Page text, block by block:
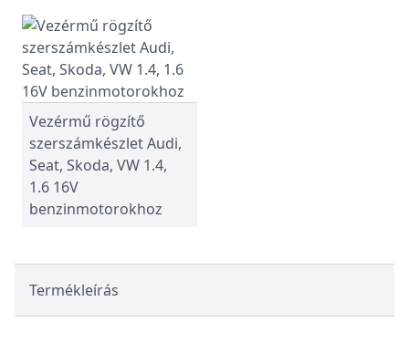
Vezérmű rögzítő
szerszámkészlet Audi,
Seat, Skoda, VW 1.4,
1.6 16V
benzinmotorokhoz
Termékleírás